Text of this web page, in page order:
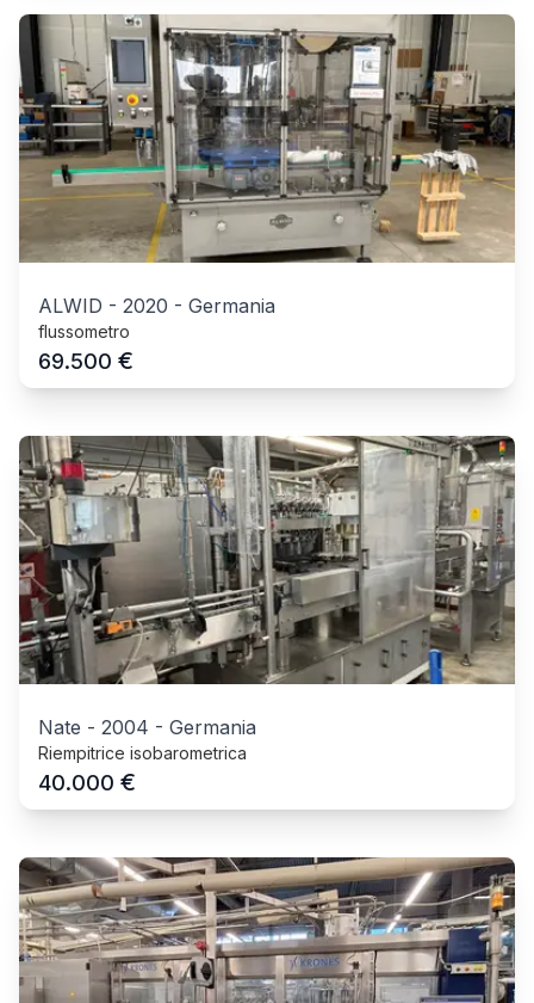
ALWID - 2020 - Germania
flussometro
69.500 €
Nate - 2004 - Germania
Riempitrice isobarometrica
40.000 €